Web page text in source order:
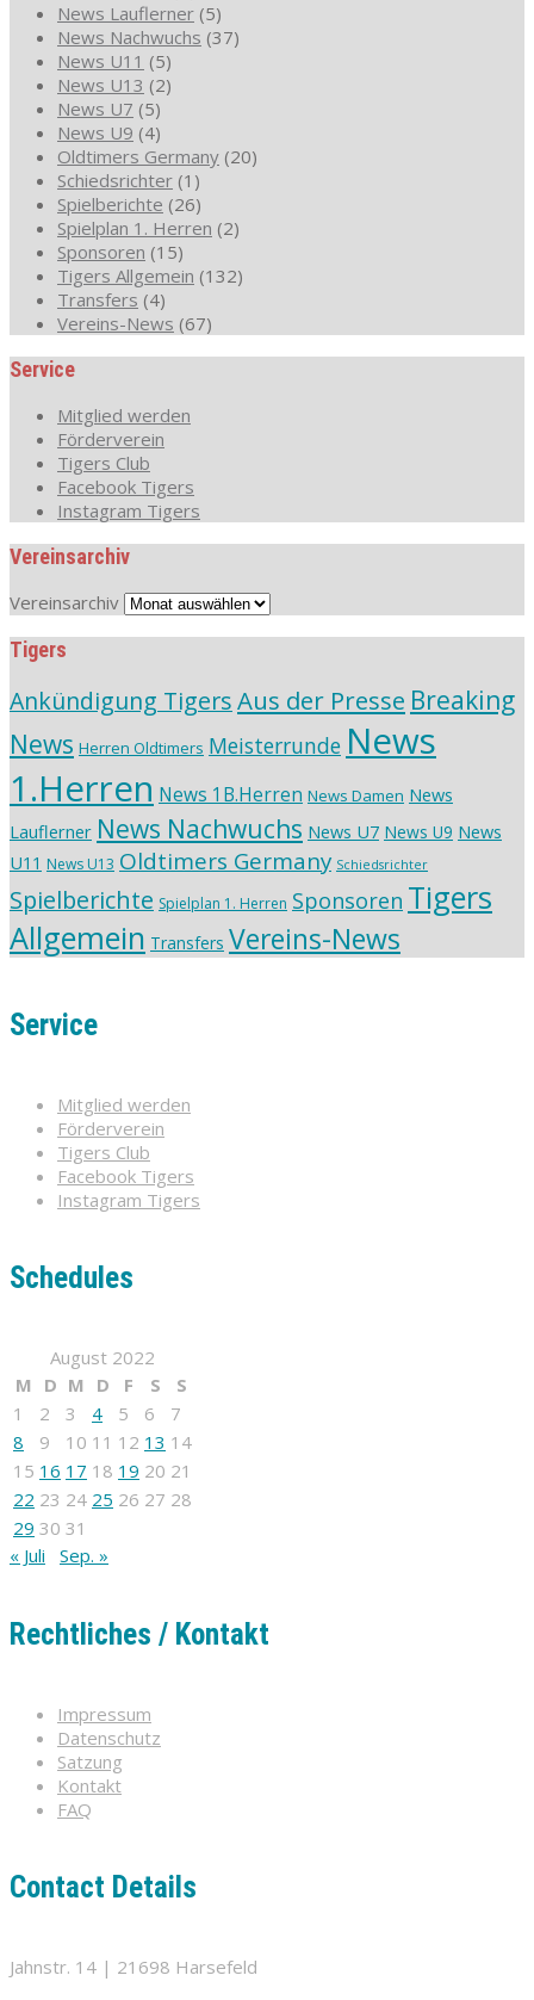
News Lauflerner (5)
News Nachwuchs (37)
News U11 (5)
News U13 (2)
News U7 (5)
News U9 (4)
Oldtimers Germany (20)
Schiedsrichter (1)
Spielberichte (26)
Spielplan 1. Herren (2)
Sponsoren (15)
Tigers Allgemein (132)
Transfers (4)
Vereins-News (67)
Service
Mitglied werden
Förderverein
Tigers Club
Facebook Tigers
Instagram Tigers
Vereinsarchiv
Vereinsarchiv
Tigers
Ankündigung TigersAus der Presse Breaking
News Herren Oldtimers Meisterrunde News
1.Herren News 1B.Herren News Damen News
Lauflerner News Nachwuchs News U7 News U9 News
U11 News U13 Oldtimers Germany Schiedsrichter
Spielberichte Spielplan 1. Herren Sponsoren Tigers
Allgemein Transfers Vereins-News
Service
Mitglied werden
Förderverein
Tigers Club
Facebook Tigers
Instagram Tigers
Schedules
August 2022
M D M D F S
S
1
2 3 4 5 6
7
8
9 10 11 12 13 14
15 16 17 18 19 20 21
22 23 24 25 26 27 28
29 30 31
« Juli
Sep. »
Rechtliches / Kontakt
Impressum
Datenschutz
Satzung
Kontakt
FAQ
Contact Details
Jahnstr. 14 | 21698 Harsefeld